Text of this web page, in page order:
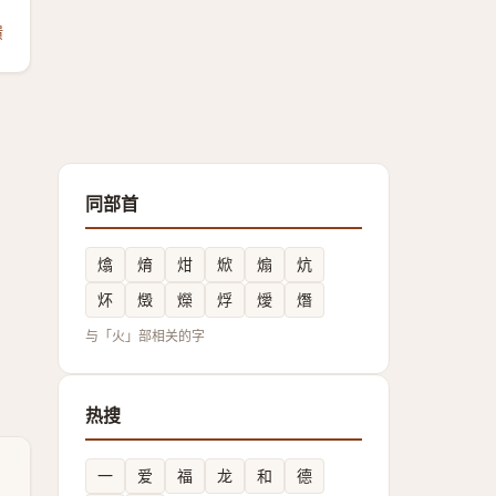
同部首
熻 焴 㶰 焮 煽
炕
炋
燬 爃 烰 燰 熸
与「火」部相关的字
热搜
一 爱 福 龙 和 德